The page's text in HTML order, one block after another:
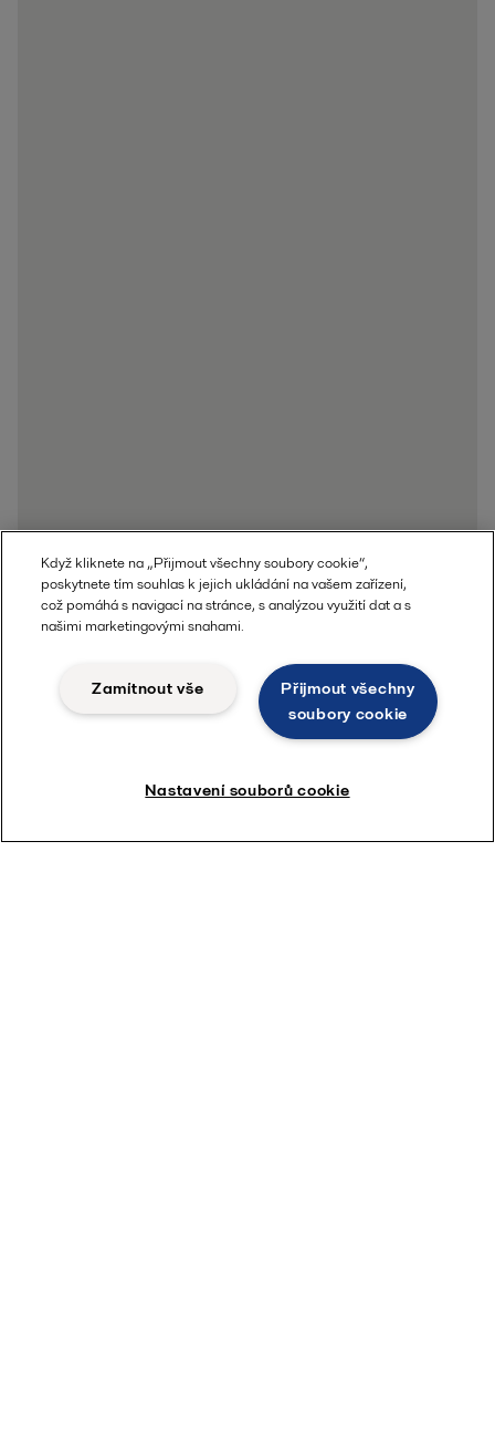
Když kliknete na „Přijmout všechny soubory cookie“,
poskytnete tím souhlas k jejich ukládání na vašem zařízení,
což pomáhá s navigací na stránce, s analýzou využití dat a s
našimi marketingovými snahami.
Přijmout všechny
soubory cookie
Zamítnout vše
Nastavení souborů cookie